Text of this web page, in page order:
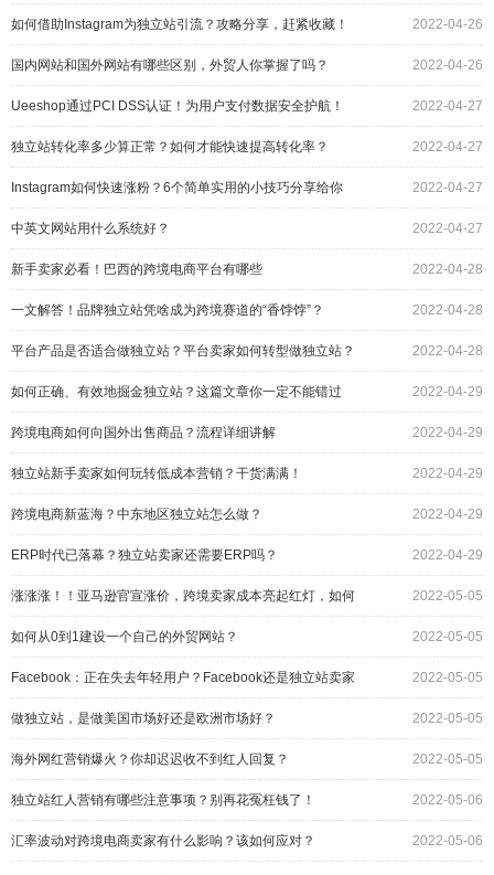
如何借助Instagram为独立站引流？攻略分享，赶紧收藏！ 2022-04-26
国内网站和国外网站有哪些区别，外贸人你掌握了吗？ 2022-04-26
Ueeshop通过PCI DSS认证！为用户支付数据安全护航！ 2022-04-27
独立站转化率多少算正常？如何才能快速提高转化率？ 2022-04-27
Instagram如何快速涨粉？6个简单实用的小技巧分享给你 2022-04-27
中英文网站用什么系统好？ 2022-04-27
新手卖家必看！巴西的跨境电商平台有哪些 2022-04-28
一文解答！品牌独立站凭啥成为跨境赛道的“香饽饽”？ 2022-04-28
平台产品是否适合做独立站？平台卖家如何转型做独立站？
解答来了！
2022-04-28
如何正确、有效地掘金独立站？这篇文章你一定不能错过 2022-04-29
跨境电商如何向国外出售商品？流程详细讲解 2022-04-29
独立站新手卖家如何玩转低成本营销？干货满满！ 2022-04-29
跨境电商新蓝海？中东地区独立站怎么做？ 2022-04-29
ERP时代已落幕？独立站卖家还需要ERP吗？ 2022-04-29
涨涨涨！！亚马逊官宣涨价，跨境卖家成本亮起红灯，如何
破局？
2022-05-05
如何从0到1建设一个自己的外贸网站？ 2022-05-05
Facebook：正在失去年轻用户？Facebook还是独立站卖家
的最佳选择吗？
2022-05-05
做独立站，是做美国市场好还是欧洲市场好？ 2022-05-05
海外网红营销爆火？你却迟迟收不到红人回复？ 2022-05-05
独立站红人营销有哪些注意事项？别再花冤枉钱了！ 2022-05-06
汇率波动对跨境电商卖家有什么影响？该如何应对？ 2022-05-06